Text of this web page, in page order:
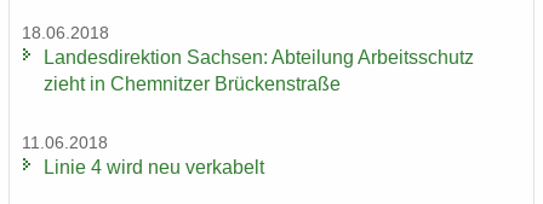
18.06.2018
Lan­des­di­rek­ti­on Sach­sen: Ab­tei­lung Ar­beits­schutz
zieht in Chem­nit­zer Brü­cken­stra­ße
11.06.2018
Linie 4 wird neu ver­ka­belt